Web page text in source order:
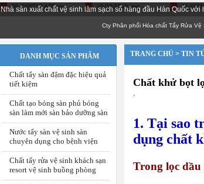
Nhà sản xuất chất vệ sinh làm sạch số hàng đầu Hàn Quốc
Cty Phân phối Hóa chất Tẩy Rửa Vệ Sinh
DANH MỤC SẢN PHẨM
Chất tẩy sàn đậm đặc hiệu quả
tiết kiệm
Chất tạo bóng sàn phủ bóng
sàn làm mới sàn bảo dưỡng sàn
Nước tẩy sàn vệ sinh sàn
chuyên dụng cho bệnh viện
Chất tẩy rửa vệ sinh khách sạn
resort vệ sinh buồng phòng
TRANG CHỦ > TIN
Chất khử bọt
,
1. Tại sao
dụng chất
Trong lọc